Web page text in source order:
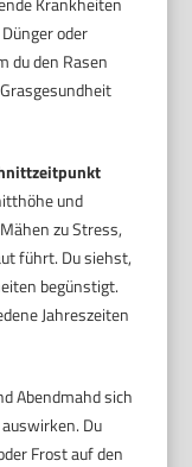
oder
du den Rasen
und
zu Stress,
führt. Du siehst,
begünstigt.
Jahreszeiten
Abendmahd sich
Du
Frost auf den